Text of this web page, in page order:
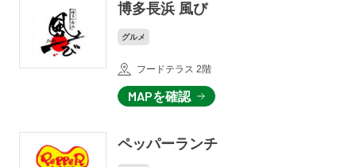
博多長浜 風び
グルメ
フードテラス 2階
MAPを確認
ペッパーランチ